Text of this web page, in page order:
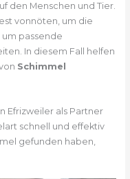
den Menschen und Tier.
vonnöten, um die
passende
In diesem Fall helfen
Schimmel
Efrizweiler als Partner
schnell und effektiv
gefunden haben,